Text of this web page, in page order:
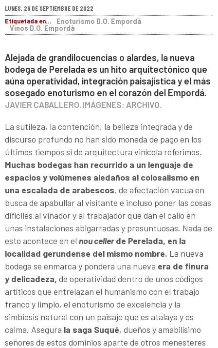
LUNES, 26 DE SEPTIEMBRE DE 2022
Etiquetada en...
Enoturismo D.O. Empordà
Vinos D.O. Empordà
Alejada de grandilocuencias o alardes, la nueva
bodega de Perelada es un hito arquitectónico que
aúna operatividad, integración paisajística y el más
sosegado enoturismo en el corazón del Empordá.
JAVIER CABALLERO. IMÁGENES: ARCHIVO.
La sutileza, la contención, la belleza integrada y de
discurso profundo no han sido moneda de pago en los
últimos tiempos si de arquitectura vinícola referimos.
Muchas bodegas han recurrido a un lenguaje de
espacios y volúmenes aledaños al colosalismo en
una escalada de arabescos, de afectación vacua en
busca de apabullar al visitante e incluso poner las cosas
difíciles al viñador y al trabajador que dan el callo en
unas instalaciones abigarradas y presuntuosas. Nada de
esto acontece en el nou cellerde Perelada, en la
localidad gerundense del mismo nombre. La nueva
bodega se enmarca y pondera una nueva era de finura
y delicadeza, de operatividad dentro de unos códigos
artíticos que entrelazan el humanismo con el trabajo
franco y limpio, el enoturismo de excelencia y la
simbiosis natural con un paisaje que es atalaya y es
calma. Asegura la saga Suqué, dueños y amabilísimo
señores de estos dominios aparte de otros menesteres